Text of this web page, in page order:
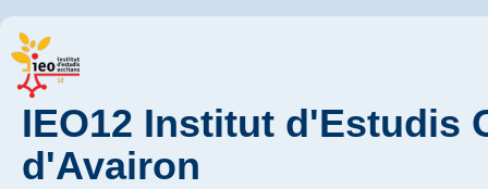
IEO12 Institut d'Estudis
d'Avairon